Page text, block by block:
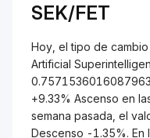
SEK/FET
Hoy, el tipo de
Artificial
+9.33% Ascenso en
semana pasada, el
Descenso -1.35%. En